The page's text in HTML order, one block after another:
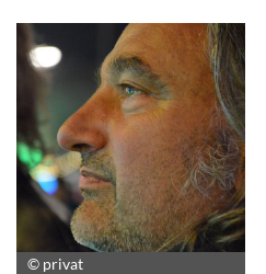
© privat